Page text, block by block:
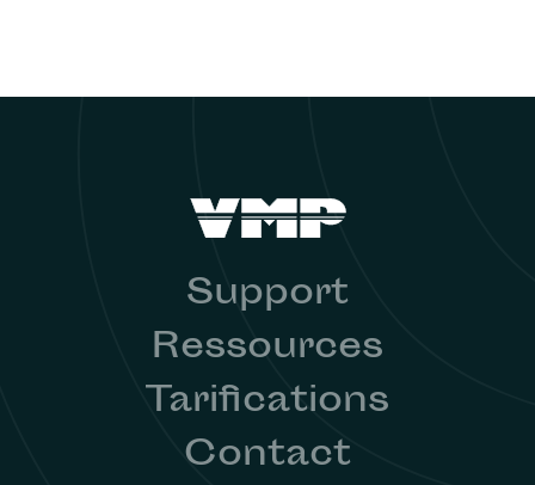
Support
Ressources
Tarifications
Contact